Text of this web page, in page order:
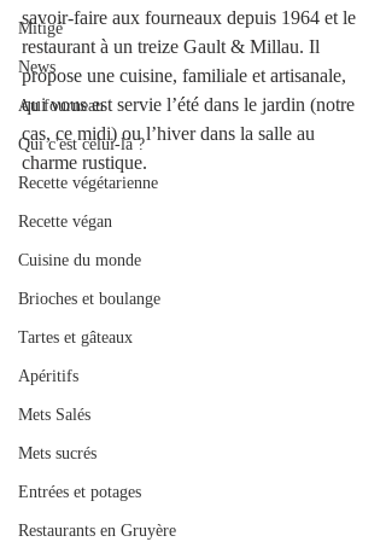
Mitigé
News
Au fourneau
Qui c'est celui-là ?
Recette végétarienne
Recette végan
Cuisine du monde
Brioches et boulange
Tartes et gâteaux
Apéritifs
Mets Salés
Mets sucrés
Entrées et potages
Restaurants en Gruyère
savoir-faire aux fourneaux depuis 1964 et le
restaurant à un treize Gault & Millau. Il
propose une cuisine, familiale et artisanale,
qui vous est servie l’été dans le jardin (notre
cas, ce midi) ou l’hiver dans la salle au
charme rustique.